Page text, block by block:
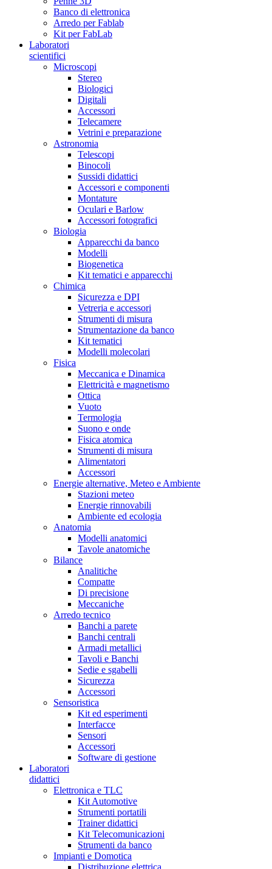
Banco di elettronica
Arredo per Fablab
Kit per FabLab
Laboratori
scientifici
Microscopi
Stereo
Biologici
Digitali
Accessori
Telecamere
Vetrini e preparazione
Astronomia
Telescopi
Binocoli
Sussidi didattici
Accessori e componenti
Montature
Oculari e Barlow
Accessori fotografici
Biologia
Apparecchi da banco
Modelli
Biogenetica
Kit tematici e apparecchi
Chimica
Sicurezza e DPI
Vetreria e accessori
Strumenti di misura
Strumentazione da banco
Kit tematici
Modelli molecolari
Fisica
Meccanica e Dinamica
Elettricità e magnetismo
Ottica
Vuoto
Termologia
Suono e onde
Fisica atomica
Strumenti di misura
Alimentatori
Accessori
Energie alternative, Meteo e Ambiente
Stazioni meteo
Energie rinnovabili
Ambiente ed ecologia
Anatomia
Modelli anatomici
Tavole anatomiche
Bilance
Analitiche
Compatte
Di precisione
Meccaniche
Arredo tecnico
Banchi a parete
Banchi centrali
Armadi metallici
Tavoli e Banchi
Sedie e sgabelli
Sicurezza
Accessori
Sensoristica
Kit ed esperimenti
Interfacce
Sensori
Accessori
Software di gestione
Laboratori
didattici
Elettronica e TLC
Kit Automotive
Strumenti portatili
Trainer didattici
Kit Telecomunicazioni
Strumenti da banco
Impianti e Domotica
Distribuzione elettrica